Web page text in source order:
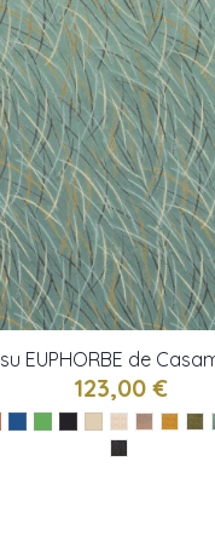
EUPHORBE de
123,00 €